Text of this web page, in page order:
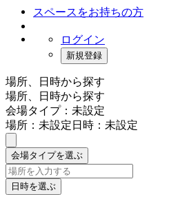
スペースをお持ちの方
ログイン
新規登録
場所、日時から探す
場所、日時から探す
会場タイプ：未設定
場所：未設定日時：未設定
会場タイプを選ぶ
日時を選ぶ